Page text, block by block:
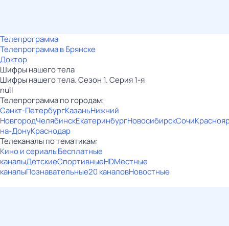
Телепрограмма
Телепрограмма в Брянске
Доктор
Шифры нашего тела
Шифры нашего тела. Сезон 1. Серия 1-я
null
Телепрограмма по городам:
Санкт-ПетербургКазаньНижний
НовгородЧелябинскЕкатеринбургНовосибирскСочи
на-ДонуКраснодар
Телеканалы по тематикам:
Кино и сериалыБесплатные
каналыДетскиеСпортивныеHDМестные
каналыПознавательные20 каналовНовостные